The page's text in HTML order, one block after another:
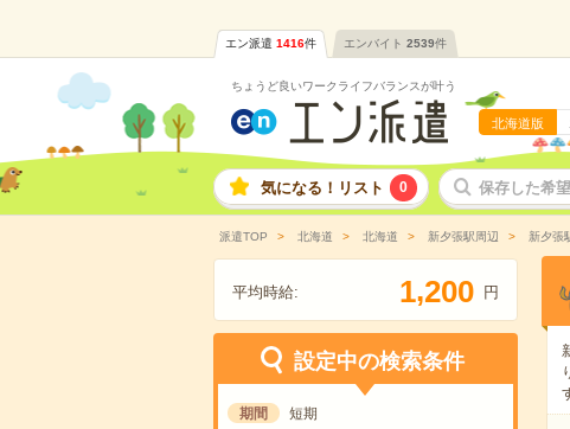
エン派遣 1416件 エンバイト 2539件
ちょうど良いワークライフバランスが叶う
北海道版
気になる！リスト 0 保存した希
派遣TOP 北海道 北海道 新夕張駅周辺 新夕張
平均時給: 1,200 円
設定中の検索条件
期間 短期